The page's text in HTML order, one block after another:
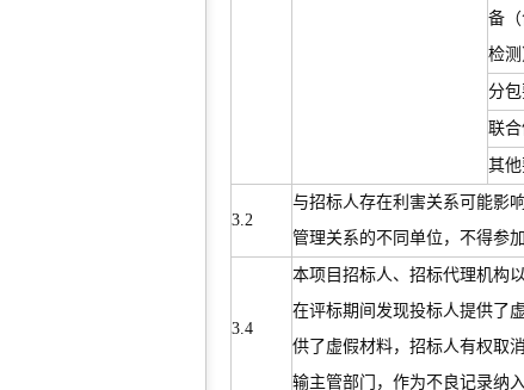
备
检
分
联
其
3.2
与招标人存在利害关系可能影
管理关系的不同单位，不得参
3.4
本项目招标人、招标代理机构
在评标期间发现投标人提供了
供了虚假材料，招标人有权取
输主管部门，作为不良记录纳